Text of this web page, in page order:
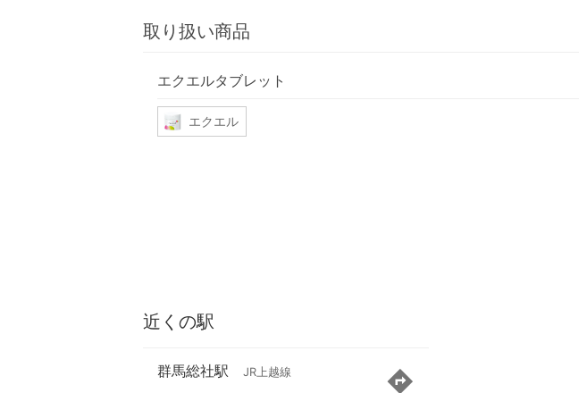
取り扱い商品
エクエルタブレット
エクエル
近くの駅
群馬総社駅 JR上越線